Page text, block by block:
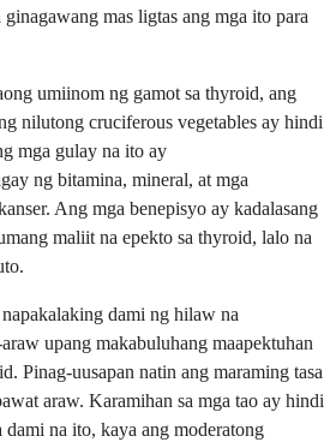
mas ligtas ang mga ito para
umiinom ng gamot sa thyroid, ang
nilutong cruciferous vegetables ay hindi
mga gulay na ito ay
ng bitamina, mineral, at mga
Ang mga benepisyo ay kadalasang
maliit na epekto sa thyroid, lalo na
dami ng hilaw na
upang makabuluhang maapektuhan
Pinag-uusapan natin ang maraming tasa
araw. Karamihan sa mga tao ay hindi
na ito, kaya ang moderatong